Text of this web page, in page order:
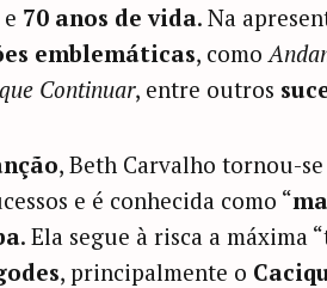
70 anos de vida. Na
emblemáticas, como
Continuar, entre outros
, Beth Carvalho tornou-
e é conhecida como “
. Ela segue à risca a máxima
, principalmente o